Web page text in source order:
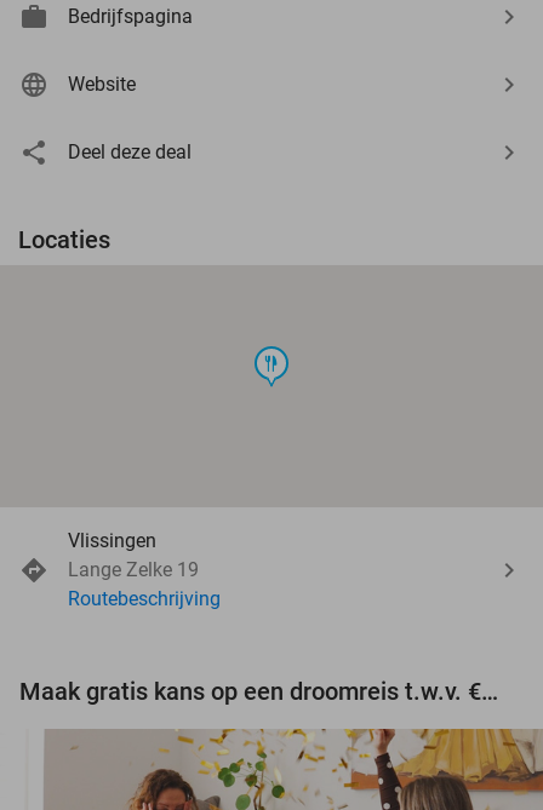
Bedrijfspagina
Website
Deel deze deal
Locaties
food
Vlissingen
Lange Zelke 19
Routebeschrijving
Maak gratis kans op een droomreis t.w.v. €3.000!